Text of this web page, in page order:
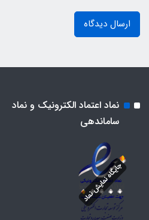
ارسال دیدگاه
نماد اعتماد الکترونیک و نماد
ساماندهی